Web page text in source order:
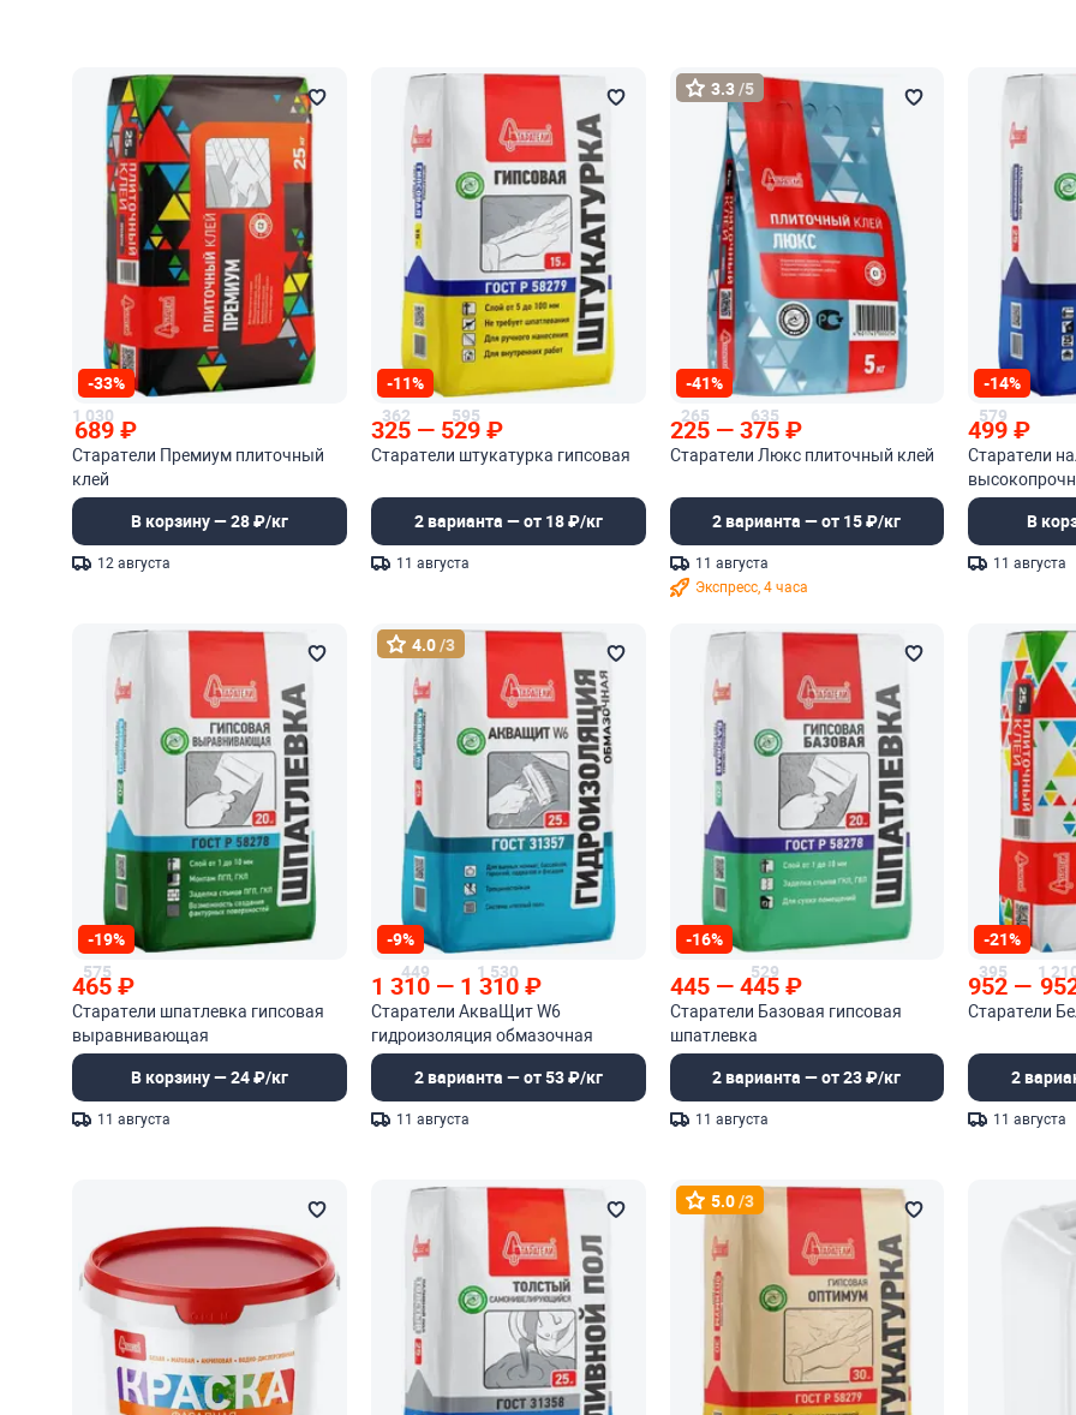
-33%
1 030
689₽
Старатели Премиум плиточный
клей
В корзину — 28 ₽/кг
12 августа
-11%
362
325 — 595
529₽
Старатели штукатурка гипсовая
2 варианта — от 18 ₽/кг
11 августа
3.3/5
-41%
265
225 — 635
375 ₽
Старатели Люкс плиточный клей
2 варианта — от 15 ₽/кг
11 августа
Экспресс, 4 часа
-14%
579
499₽
Старатели
В
11 августа
-19%
575
465₽
Старатели шпатлевка гипсовая
выравнивающая
В корзину — 24 ₽/кг
11 августа
4.0/3
-9%
449
1 310 — 1 530
1 310₽
Старатели АкваЩит W6
гидроизоляция обмазочная
2 варианта — от 53 ₽/кг
11 августа
-16%
445 — 529
445 ₽
Старатели Базовая гипсовая
шпатлевка
2 варианта — от 23 ₽/кг
11 августа
-21%
395
952 — 1
Старатели
2
11 августа
5.0/3